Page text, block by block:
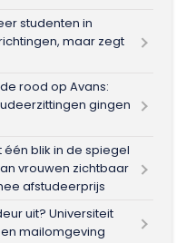
studenten in
maar zegt
rood op Avans:
gingen
één blik in de spiegel
vrouwen zichtbaar
afstudeerprijs
uit? Universiteit
mailomgeving